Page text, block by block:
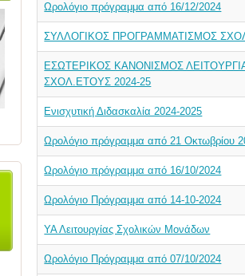
Ωρολόγιο πρόγραμμα από 16/12/2024
ΣΥΛΛΟΓΙΚΟΣ ΠΡΟΓΡΑΜΜΑΤΙΣΜΟΣ
ΕΣΩΤΕΡΙΚΟΣ ΚΑΝΟΝΙΣΜΟΣ
ΣΧΟΛ.ΕΤΟΥΣ 2024-25
Ενισχυτική Διδασκαλία 2024-2025
Ωρολόγιο πρόγραμμα από 21 Οκτωβρίου
Ωρολόγιο πρόγραμμα από 16/10/2024
Ωρολόγιο Πρόγραμμα από 14-10-2024
ΥΑ Λειτουργίας Σχολικών Μονάδων
Ωρολόγιο Πρόγραμμα από 07/10/2024